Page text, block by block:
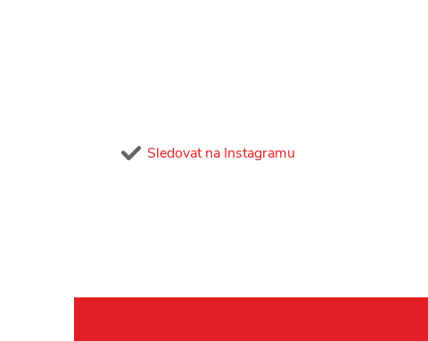
Sledovat na Instagramu